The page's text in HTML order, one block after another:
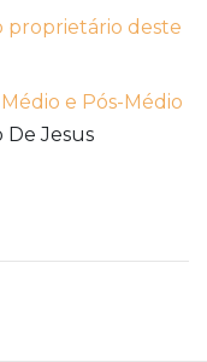
proprietário deste
e Pós-Médio
Jesus